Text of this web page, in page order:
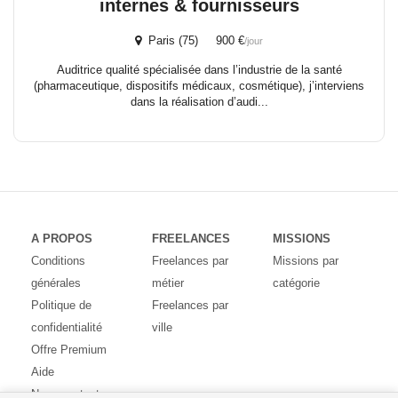
internes & fournisseurs
Paris (75) 900 €/jour
Auditrice qualité spécialisée dans l’industrie de la santé
(pharmaceutique, dispositifs médicaux, cosmétique), j’interviens
dans la réalisation d’audi...
A PROPOS
Conditions
générales
Politique de
confidentialité
Offre Premium
Aide
Nous contacter
FREELANCES
Freelances par
métier
Freelances par
ville
MISSIONS
Missions par
catégorie